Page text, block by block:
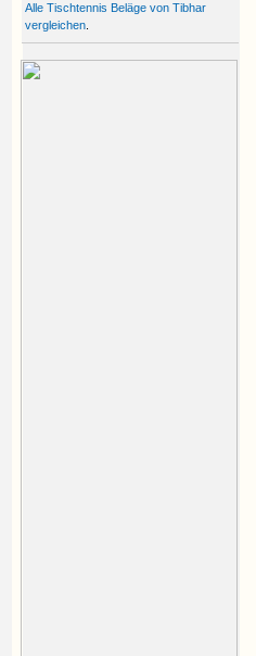
Alle Tischtennis Beläge von Tibhar
vergleichen.